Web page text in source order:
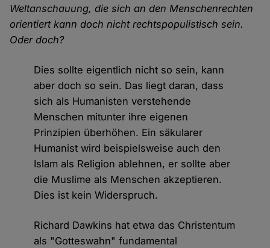
Weltanschauung, die sich an den Menschenrechten
orientiert kann doch nicht rechtspopulistisch sein.
Oder doch?
Dies sollte eigentlich nicht so sein, kann
aber doch so sein. Das liegt daran, dass
sich als Humanisten verstehende
Menschen mitunter ihre eigenen
Prinzipien überhöhen. Ein säkularer
Humanist wird beispielsweise auch den
Islam als Religion ablehnen, er sollte aber
die Muslime als Menschen akzeptieren.
Dies ist kein Widerspruch.
Richard Dawkins hat etwa das Christentum
als "Gotteswahn" fundamental